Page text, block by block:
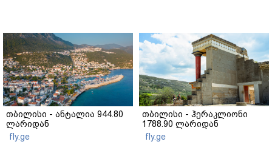
თბილისი - ანტალია 944.80
ლარიდან
fly.ge
თბილისი - ჰერაკლიონი
1788.90 ლარიდან
fly.ge